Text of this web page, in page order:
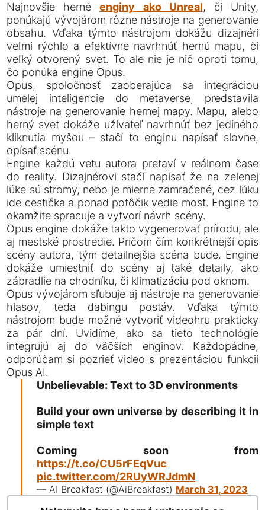
Najnovšie hernéenginy ako Unreal, či Unity,
ponúkajú vývojárom rôzne nástroje na generovanie
obsahu. Vďaka týmto nástrojom dokážu dizajnéri
veľmi rýchlo a efektívne navrhnúť hernú mapu, či
veľký otvorený svet. To ale nie je nič oproti tomu,
čo ponúka engine Opus.
Opus, spoločnosť zaoberajúca sa integráciou
umelej inteligencie do metaverse, predstavila
nástroje na generovanie hernej mapy. Mapu, alebo
herný svet dokáže užívateľ navrhnúť bez jediného
kliknutia myšou – stačí to enginu napísať slovne,
opísať scénu.
Engine každú vetu autora pretaví v reálnom čase
do reality. Dizajnérovi stačí napísať že na zelenej
lúke sú stromy, nebo je mierne zamračené, cez lúku
ide cestička a ponad potôčik vedie most. Engine to
okamžite spracuje a vytvorí návrh scény.
Opus engine dokáže takto vygenerovať prírodu, ale
aj mestské prostredie. Pričom čím konkrétnejší opis
scény autora, tým detailnejšia scéna bude. Engine
dokáže umiestniť do scény aj také detaily, ako
zábradlie na chodníku, či klimatizáciu pod oknom.
Opus vývojárom sľubuje aj nástroje na generovanie
hlasov, teda dabingu postáv. Vďaka týmto
nástrojom bude možné vytvoriť videohru prakticky
za pár dní. Uvidíme, ako sa tieto technológie
integrujú aj do väčších enginov. Každopádne,
odporúčam si pozrieť video s prezentáciou funkcií
Opus AI.
Unbelievable: Text to 3D environments
Build your own universe by describing it in
simple text
Coming soon from
https://t.co/CU5rFEqVuc
pic.twitter.com/2RUyWRJdmN
— AI Breakfast (@AiBreakfast) March 31, 2023